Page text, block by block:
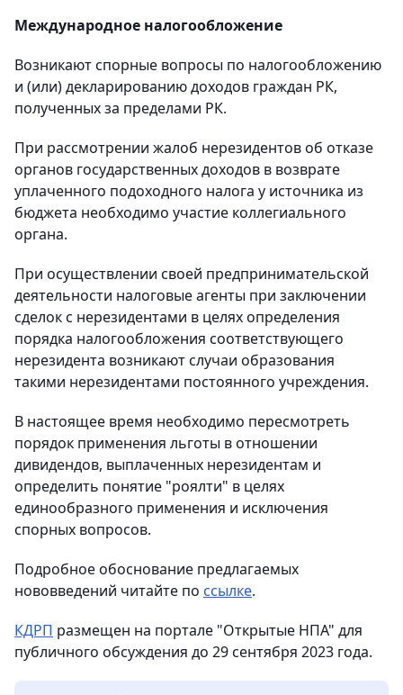
Международное налогообложение
Возникают спорные вопросы по налогообложению
и (или) декларированию доходов граждан РК,
полученных за пределами РК.
При рассмотрении жалоб нерезидентов об отказе
органов государственных доходов в возврате
уплаченного подоходного налога у источника из
бюджета необходимо участие коллегиального
органа.
При осуществлении своей предпринимательской
деятельности налоговые агенты при заключении
сделок с нерезидентами в целях определения
порядка налогообложения соответствующего
нерезидента возникают случаи образования
такими нерезидентами постоянного учреждения.
В настоящее время необходимо пересмотреть
порядок применения льготы в отношении
дивидендов, выплаченных нерезидентам и
определить понятие "роялти" в целях
единообразного применения и исключения
спорных вопросов.
Подробное обоснование предлагаемых
нововведений читайте по ссылке.
КДРП размещен на портале "Открытые НПА" для
публичного обсуждения до 29 сентября 2023 года.